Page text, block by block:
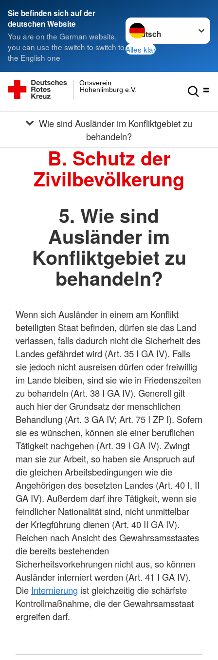
Sie befinden sich auf der
deutschen Website
You are on the German website,
you can use the switch to switch to
the English one
Sprache wechseln zu
Alles klar
Hohenlimburg e.V.
Ortsverein
behandeln?
B. Schutz der
Zivilbevölkerung
5. Wie sind
Ausländer im
Konfliktgebiet zu
behandeln?
Wenn sich Ausländer in einem am Konflikt
beteiligten Staat befinden, dürfen sie das Land
verlassen, falls dadurch nicht die Sicherheit des
Landes gefährdet wird (Art. 35 I GA IV). Falls
sie jedoch nicht ausreisen dürfen oder freiwillig
im Lande bleiben, sind sie wie in Friedenszeiten
zu behandeln (Art. 38 I GA IV). Generell gilt
auch hier der Grundsatz der menschlichen
Behandlung (Art. 3 GA IV; Art. 75 I ZP I). Sofern
sie es wünschen, können sie einer beruflichen
Tätigkeit nachgehen (Art. 39 I GA IV). Zwingt
man sie zur Arbeit, so haben sie Anspruch auf
die gleichen Arbeitsbedingungen wie die
Angehörigen des besetzten Landes (Art. 40 I, II
GA IV). Außerdem darf ihre Tätigkeit, wenn sie
feindlicher Nationalität sind, nicht unmittelbar
der Kriegführung dienen (Art. 40 II GA IV).
Reichen nach Ansicht des Gewahrsamsstaates
die bereits bestehenden
Sicherheitsvorkehrungen nicht aus, so können
Ausländer interniert werden (Art. 41 I GA IV).
Die Internierung ist gleichzeitig die schärfste
Kontrollmaßnahme, die der Gewahrsamsstaat
ergreifen darf.